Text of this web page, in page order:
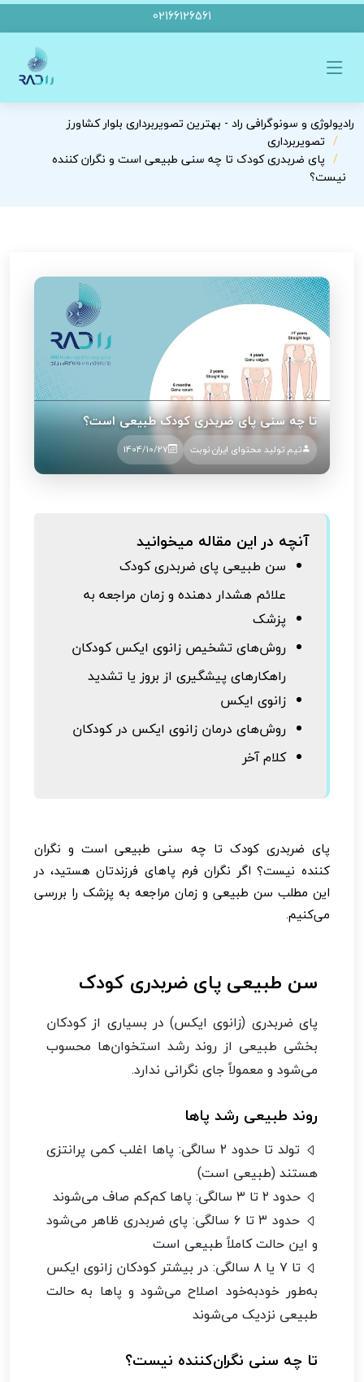
02166126561
رادیولوژی و سونوگرافی راد - بهترین تصویربرداری بلوار کشاورز
تصویربرداری
پای ضربدری کودک تا چه سنی طبیعی است و نگران کننده
نیست؟
تا چه سنی پای ضربدری کودک طبیعی است؟
تیم تولید محتوای ایران نوبت 1404/10/27
آنچه در این مقاله میخوانید
سن طبیعی پای ضربدری کودک
علائم هشدار دهنده و زمان مراجعه به
پزشک
روش‌های تشخیص زانوی ایکس کودکان
راهکارهای پیشگیری از بروز یا تشدید
زانوی ایکس
روش‌های درمان زانوی ایکس در کودکان
کلام آخر
پای ضربدری کودک تا چه سنی طبیعی است و نگران
کننده نیست؟ اگر نگران فرم پاهای فرزندتان هستید، در
این مطلب سن طبیعی و زمان مراجعه به پزشک را بررسی
می‌کنیم.
سن طبیعی پای ضربدری کودک
پای ضربدری (زانوی ایکس) در بسیاری از کودکان
بخشی طبیعی از روند رشد استخوان‌ها محسوب
می‌شود و معمولاً جای نگرانی ندارد.
روند طبیعی رشد پاها
تولد تا حدود ۲ سالگی: پاها اغلب کمی پرانتزی
هستند (طبیعی است)
حدود ۲ تا ۳ سالگی: پاها کم‌کم صاف می‌شوند
حدود ۳ تا ۶ سالگی: پای ضربدری ظاهر می‌شود
و این حالت کاملاً طبیعی است
تا ۷ یا ۸ سالگی: در بیشتر کودکان زانوی ایکس
به‌طور خودبه‌خود اصلاح می‌شود و پاها به حالت
طبیعی نزدیک می‌شوند
تا چه سنی نگران‌کننده نیست؟